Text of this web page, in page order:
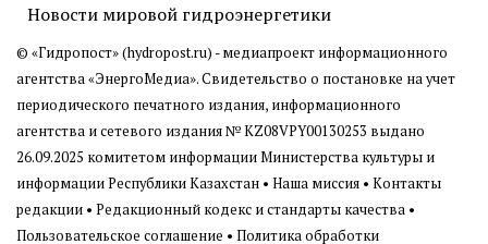
Новости мировой гидроэнергетики
© «Гидропост» (hydropost.ru) - медиапроект информационного
агентства«ЭнергоМедиа». Свидетельство о постановке на учет
периодического печатного издания, информационного
агентства и сетевого издания № KZ08VPY00130253 выдано
26.09.2025 комитетом информации Министерства культуры и
информации Республики Казахстан • Наша миссия • Контакты
редакции • Редакционный кодекс и стандарты качества •
Пользовательское соглашение • Политика обработки